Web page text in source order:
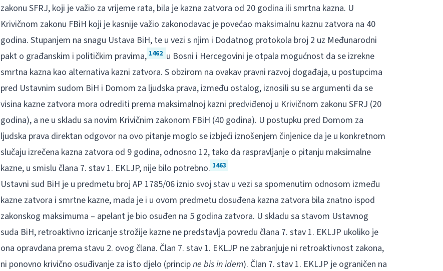
zakonu SFRJ, koji je važio za vrijeme rata, bila je kazna zatvora od 20 godina ili smrtna kazna. U
Krivičnom zakonu FBiH koji je kasnije važio zakonodavac je povećao maksimalnu kaznu zatvora na 40
godina. Stupanjem na snagu Ustava BiH, te u vezi s njim i Dodatnog protokola broj 2 uz Međunarodni
pakt o građanskim i političkim pravima, 1462 u Bosni i Hercegovini je otpala mogućnost da se izrekne
smrtna kazna kao alternativa kazni zatvora. S obzirom na ovakav pravni razvoj događaja, u postupcima
pred Ustavnim sudom BiH i Domom za ljudska prava, između ostalog, iznosili su se argumenti da se
visina kazne zatvora mora odrediti prema maksimalnoj kazni predviđenoj u Krivičnom zakonu SFRJ (20
godina), a ne u skladu sa novim Krivičnim zakonom FBiH (40 godina). U postupku pred Domom za
ljudska prava direktan odgovor na ovo pitanje moglo se izbjeći iznošenjem činjenice da je u konkretnom
slučaju izrečena kazna zatvora od 9 godina, odnosno 12, tako da raspravljanje o pitanju maksimalne
kazne, u smislu člana 7. stav 1. EKLJP, nije bilo potrebno. 1463
Ustavni sud BiH je u predmetu broj AP 1785/06 iznio svoj stav u vezi sa spomenutim odnosom između
kazne zatvora i smrtne kazne, mada je i u ovom predmetu dosuđena kazna zatvora bila znatno ispod
zakonskog maksimuma – apelant je bio osuđen na 5 godina zatvora. U skladu sa stavom Ustavnog
suda BiH, retroaktivno izricanje strožije kazne ne predstavlja povredu člana 7. stav 1. EKLJP ukoliko je
ona opravdana prema stavu 2. ovog člana. Član 7. stav 1. EKLJP ne zabranjuje ni retroaktivnost zakona,
ni ponovno krivično osuđivanje za isto djelo (principne bis in idem). Član 7. stav 1. EKLJP je ograničen na